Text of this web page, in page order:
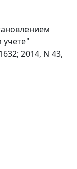
2014, N 43,